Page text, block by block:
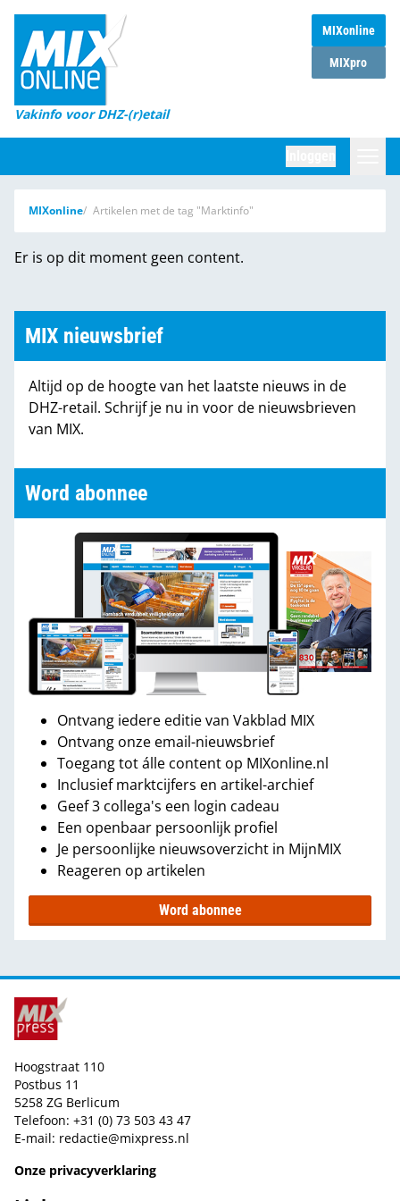
MIXonline
MIXpro
Vakinfo voor DHZ-(r)etail
Home
Magazines
DHZ Sessie
Marktcijfers
Word abonnee
MIXonline Artikelen met de tag "Marktinfo"
Er is op dit moment geen content.
MIX nieuwsbrief
Altijd op de hoogte van het laatste nieuws in de
DHZ-retail. Schrijf je nu in voor de nieuwsbrieven
van MIX.
Word abonnee
Ontvang iedere editie van Vakblad MIX
Ontvang onze email-nieuwsbrief
Toegang tot álle content op MIXonline.nl
Inclusief marktcijfers en artikel-archief
Geef 3 collega's een login cadeau
Een openbaar persoonlijk profiel
Je persoonlijke nieuwsoverzicht in MijnMIX
Reageren op artikelen
Word abonnee
Hoogstraat 110
Postbus 11
5258 ZG Berlicum
Telefoon: +31 (0) 73 503 43 47
E-mail: redactie@mixpress.nl
Onze privacyverklaring